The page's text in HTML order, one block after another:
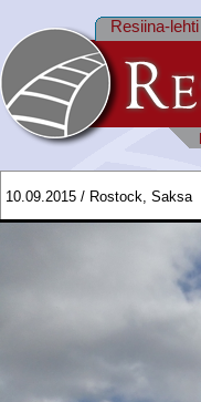
Resiina-lehti
10.09.2015 / Rostock, Saksa